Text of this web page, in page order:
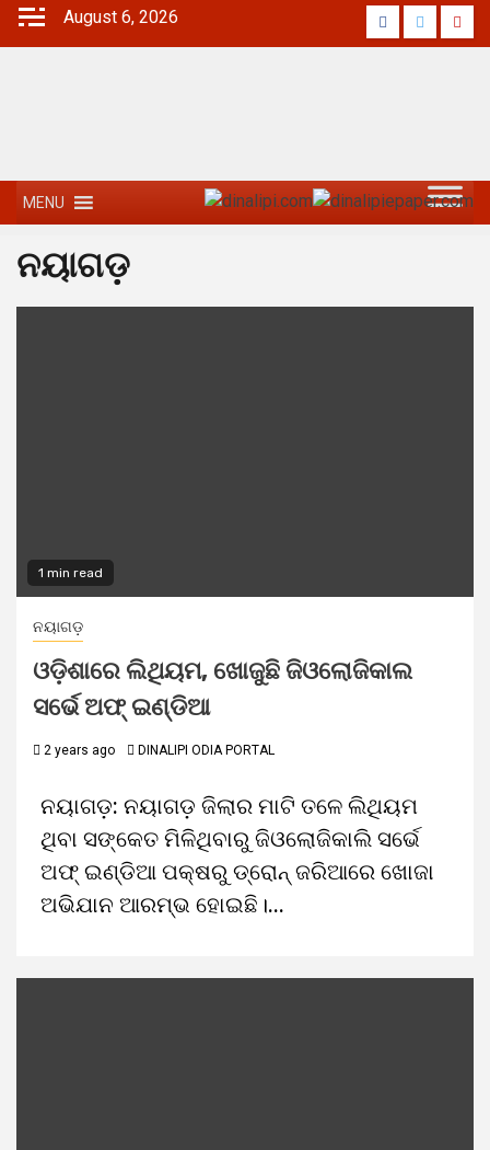
August 6, 2026
MENU
ନୟାଗଡ଼
1 min read
ନୟାଗଡ଼
ଓଡ଼ିଶାରେ ଲିଥିୟମ, ଖୋଜୁଛି ଜିଓଲୋଜିକାଲ
ସର୍ଭେ ଅଫ୍‌ ଇଣ୍ଡିଆ
2 years ago DINALIPI ODIA PORTAL
ନୟାଗଡ଼: ନୟାଗଡ଼ ଜିଲାର ମାଟି ତଳେ ଲିଥିୟମ
ଥିବା ସଙ୍କେତ ମିଳିଥିବାରୁ ଜିଓଲୋଜିକାଲି ସର୍ଭେ
ଅଫ୍‌ ଇଣ୍ଡିଆ ପକ୍ଷରୁ ଡ୍ରୋନ୍‌ ଜରିଆରେ ଖୋଜା
ଅଭିଯାନ ଆରମ୍ଭ ହୋଇଛି।...